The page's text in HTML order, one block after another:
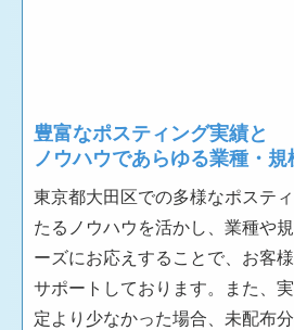
豊富なポスティング実績と
ノウハウであらゆる業種・規
東京都大田区での多様なポステ
たるノウハウを活かし、業種や
ーズにお応えすることで、お客
サポートしております。また、
定より少なかった場合、未配布